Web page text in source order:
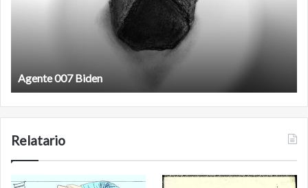
Agente 007 Biden
Relatario